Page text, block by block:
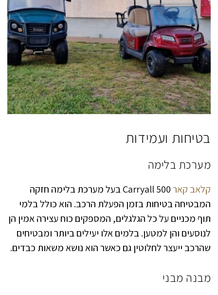
בטיחות ועמידות
מערכת בלימה
קלאב קאר
Carryall 500 בעל מערכת בלימה חזקה
המבטיחה בטיחות בזמן הפעלת הרכב. הוא כולל בלמי
תוף מכניים על כל הגלגלים, המספקים כוח עצירה אמין הן
לנוסעים והן למטען. בלמים אלו יעילים ביותר ומבטיחים
שהרכב ייעצר לחלוטין גם כאשר הוא נושא משאות כבדים.
מבנה מבני